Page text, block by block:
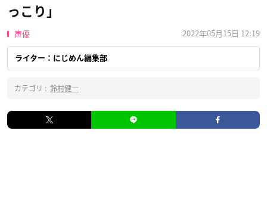
っこり」
声優 2022年05月15日 12:19
ライター：にじめん編集部
カテゴリ : 鈴村健一